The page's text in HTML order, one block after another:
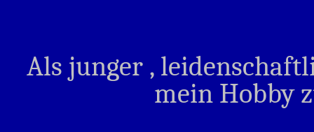
Als junger ,
mein Hobby